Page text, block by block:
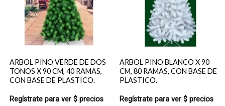
ARBOL PINO VERDE DE DOS
TONOS X 90 CM, 40 RAMAS,
CON BASE DE PLASTICO.
Regístrate para ver $ precios
ARBOL PINO BLANCO X 90
CM, 80 RAMAS, CON BASE DE
PLASTICO.
Regístrate para ver $ precios